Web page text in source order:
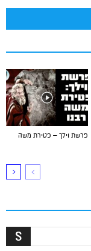
פרשת וילך – פטירת משה